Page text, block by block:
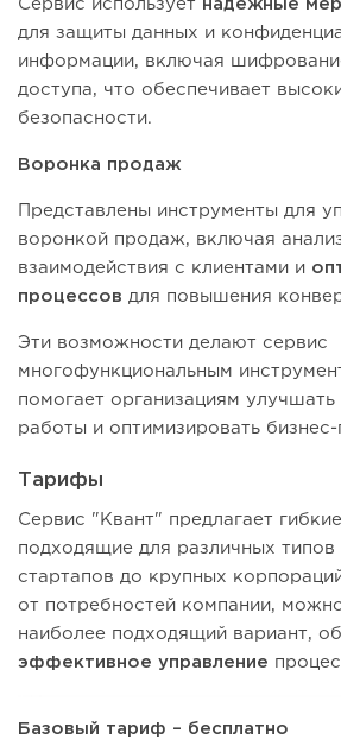
Сервис использует надежные
для защиты данных и
информации, включая
доступа, что обеспечивает
безопасности.
Воронка продаж
Представлены инструменты для
воронкой продаж, включая
взаимодействия с клиентами и
процессов для повышения
Эти возможности делают сервис
многофункциональным
помогает организациям
работы и оптимизировать
Тарифы
Сервис "Квант" предлагает
подходящие для различных типов
стартапов до крупных
от потребностей компании,
наиболее подходящий вариант,
эффективное управление
Базовый тариф – бесплатно